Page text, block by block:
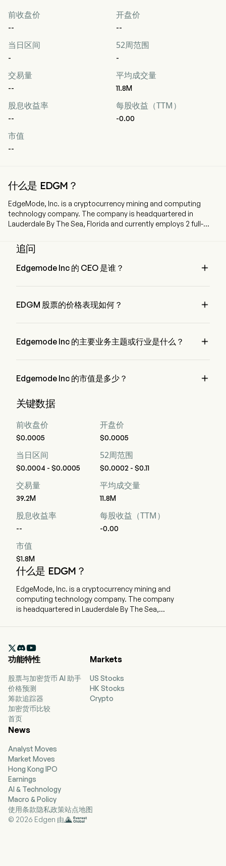
前收盘价
--
开盘价
--
当日区间
-
52周范围
-
交易量
--
平均成交量
11.8M
股息收益率
--
每股收益（TTM）
-0.00
市值
--
什么是 EDGM？
EdgeMode, Inc. is a cryptocurrency mining and computing
technology company. The company is headquartered in
Lauderdale By The Sea, Florida and currently employs 2 full-
Company, through its wholly owned subsidiary, Synthesis
Analytics Production Ltd. (SAPL), is engaged in designing,
building, and operating digital infrastructure for HPC.
追问
Edgemode Inc 的 CEO 是谁？ 
EDGM 股票的价格表现如何？ 
Edgemode Inc 的主要业务主题或行业是什么？ 
Edgemode Inc 的市值是多少？ 
关键数据
前收盘价
$0.0005
开盘价
$0.0005
当日区间
$0.0004 - $0.0005
52周范围
$0.0002 - $0.11
交易量
39.2M
平均成交量
11.8M
股息收益率
--
每股收益（TTM）
-0.00
市值
$1.8M
什么是 EDGM？
EdgeMode, Inc. is a cryptocurrency mining and
computing technology company. The company
is headquartered in Lauderdale By The Sea,
subsidiary, Synthesis Analytics Production Ltd.
(SAPL), is engaged in designing, building, and

功能特性
股票与加密货币 AI 助手
价格预测
筹款追踪器
加密货币比较
首页
Markets
US Stocks
HK Stocks
Crypto
News
Analyst Moves
Market Moves
Hong Kong IPO
Earnings
AI & Technology
Macro & Policy
使用条款隐私政策站点地图
© 2026 Edgen 由